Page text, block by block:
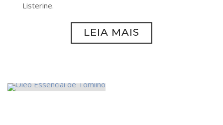
Listerine.
LEIA MAIS